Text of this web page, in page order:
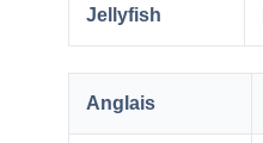
Jellyfish
Anglais